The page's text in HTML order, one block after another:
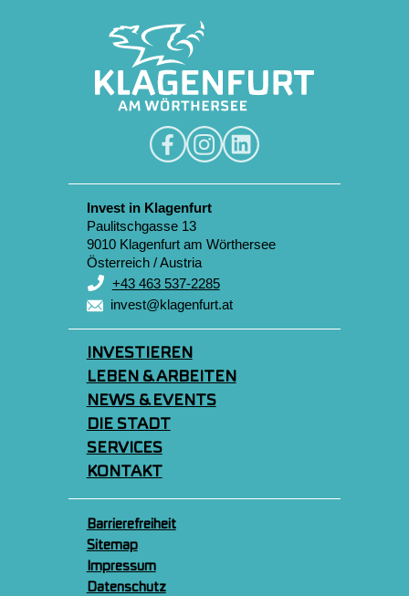
Invest in Klagenfurt
Paulitschgasse 13
9010 Klagenfurt am Wörthersee
Österreich / Austria
+43 463 537-2285
invest@klagenfurt.at
INVESTIEREN
LEBEN & ARBEITEN
NEWS & EVENTS
DIE STADT
SERVICES
KONTAKT
Barrierefreiheit
Sitemap
Impressum
Datenschutz